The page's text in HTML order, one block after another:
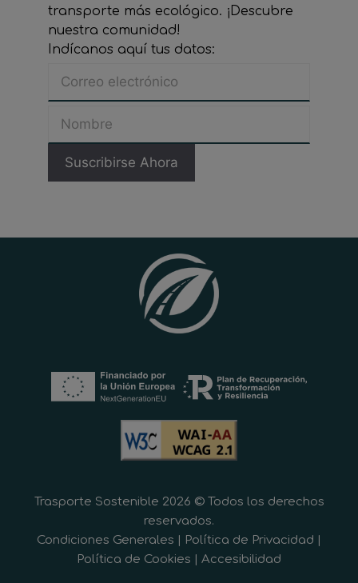
transporte más ecológico. ¡Descubre
nuestra comunidad!
Indícanos aquí tus datos:
Trasporte Sostenible 2026 © Todos los derechos
reservados.
Condiciones Generales
Política de Privacidad
Política de Cookies
Accesibilidad